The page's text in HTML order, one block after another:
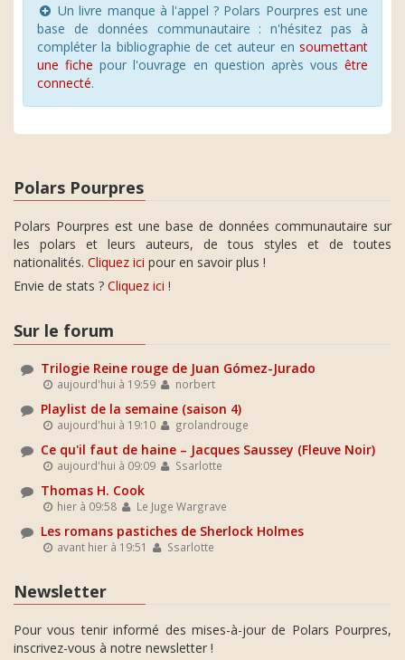
Un livre manque à l'appel ? Polars Pourpres est une
base de données communautaire : n'hésitez pas à
compléter la bibliographie de cet auteur en soumettant
une fiche pour l'ouvrage en question après vous être
connecté.
Polars Pourpres
Polars Pourpres est une base de données communautaire sur
les polars et leurs auteurs, de tous styles et de toutes
nationalités. Cliquez ici pour en savoir plus !
Envie de stats ? Cliquez ici !
Sur le forum
Trilogie Reine rouge de Juan Gómez-Jurado
aujourd'hui à 19:59 norbert
Playlist de la semaine (saison 4)
aujourd'hui à 19:10 grolandrouge
Ce qu'il faut de haine – Jacques Saussey (Fleuve Noir)
aujourd'hui à 09:09 Ssarlotte
Thomas H. Cook
hier à 09:58 Le Juge Wargrave
Les romans pastiches de Sherlock Holmes
avant hier à 19:51 Ssarlotte
Newsletter
Pour vous tenir informé des mises-à-jour de Polars Pourpres,
inscrivez-vous à notre newsletter !